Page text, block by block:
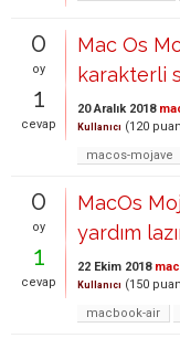
0
oy
1
cevap
Mac Os
karakterli
20 Aralık 2018
Kullanıcı (120
macos-mojave
0
oy
1
cevap
MacOs
yardım
22 Ekim 2018
Kullanıcı (150
macbook-air